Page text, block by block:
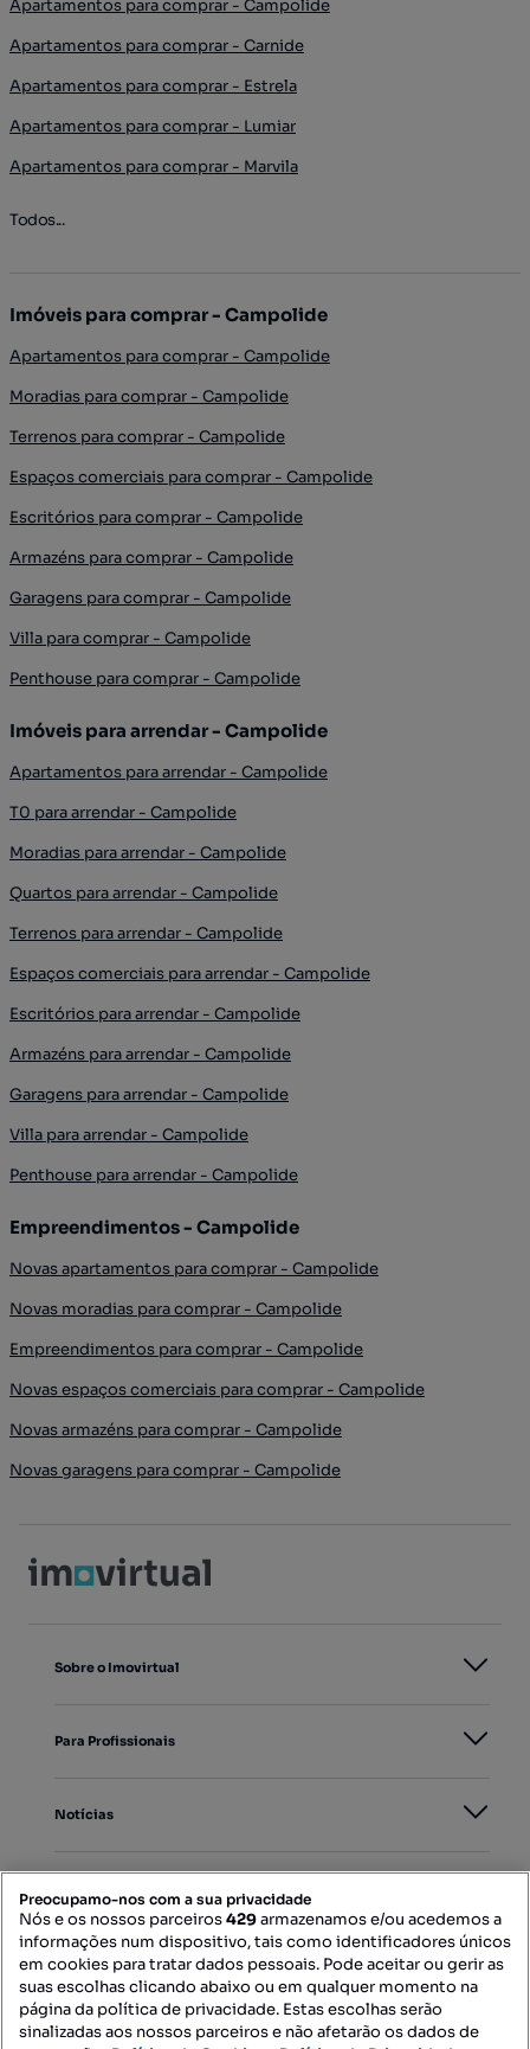
Apartamentos para comprar - Campolide
Apartamentos para comprar - Carnide
Apartamentos para comprar - Estrela
Apartamentos para comprar - Lumiar
Apartamentos para comprar - Marvila
Todos...
Imóveis para comprar - Campolide
Apartamentos para comprar - Campolide
Moradias para comprar - Campolide
Terrenos para comprar - Campolide
Espaços comerciais para comprar - Campolide
Escritórios para comprar - Campolide
Armazéns para comprar - Campolide
Garagens para comprar - Campolide
Villa para comprar - Campolide
Penthouse para comprar - Campolide
Imóveis para arrendar - Campolide
Apartamentos para arrendar - Campolide
T0 para arrendar - Campolide
Moradias para arrendar - Campolide
Quartos para arrendar - Campolide
Terrenos para arrendar - Campolide
Espaços comerciais para arrendar - Campolide
Escritórios para arrendar - Campolide
Armazéns para arrendar - Campolide
Garagens para arrendar - Campolide
Villa para arrendar - Campolide
Penthouse para arrendar - Campolide
Empreendimentos - Campolide
Novas apartamentos para comprar - Campolide
Novas moradias para comprar - Campolide
Empreendimentos para comprar - Campolide
Novas espaços comerciais para comprar - Campolide
Novas armazéns para comprar - Campolide
Novas garagens para comprar - Campolide
Sobre o Imovirtual
Para Profissionais
Notícias
Mapa do Site
Contacte-nos
Preocupamo-nos com a sua privacidade
Nós e os nossos parceiros429armazenamos e/ou acedemos a
informações num dispositivo, tais como identificadores únicos
em cookies para tratar dados pessoais. Pode aceitar ou gerir as
suas escolhas clicando abaixo ou em qualquer momento na
página da política de privacidade. Estas escolhas serão
sinalizadas aos nossos parceiros e não afetarão os dados de